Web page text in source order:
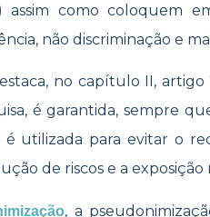
assim como coloquem
não discriminação e
no capítulo II, artigo
é garantida, sempre
é utilizada para evitar o
de riscos e a
, a